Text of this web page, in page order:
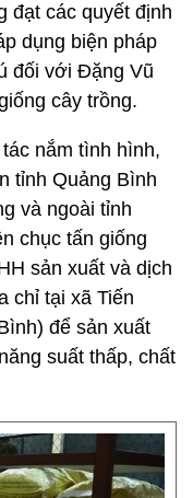
đạt các quyết định
dụng biện pháp
đối với Đặng Vũ
cây trồng.
nắm tình hình,
tỉnh Quảng Bình
và ngoài tỉnh
chục tấn giống
sản xuất và dịch
chỉ tại xã Tiến
để sản xuất
suất thấp, chất